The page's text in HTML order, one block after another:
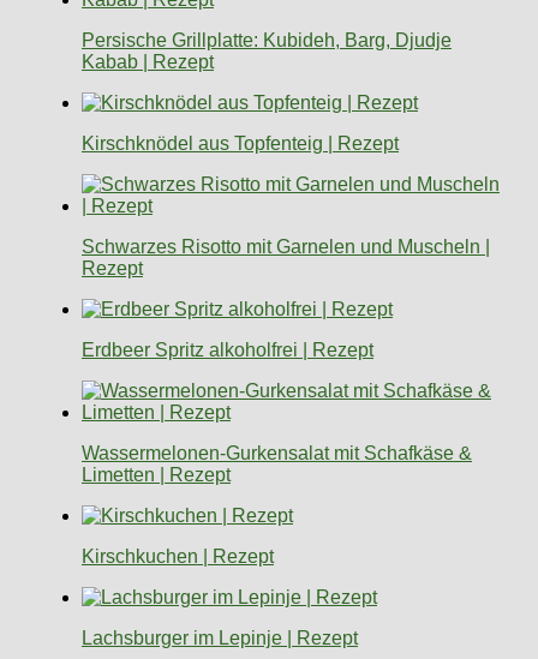
Persische Grillplatte: Kubideh, Barg, Djudje
Kabab | Rezept
Kirschknödel aus Topfenteig | Rezept
Schwarzes Risotto mit Garnelen und Muscheln |
Rezept
Erdbeer Spritz alkoholfrei | Rezept
Wassermelonen-Gurkensalat mit Schafkäse &
Limetten | Rezept
Kirschkuchen | Rezept
Lachsburger im Lepinje | Rezept